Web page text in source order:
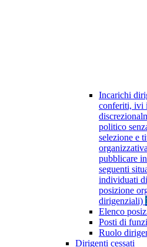
Incarichi
conferiti, ivi
politico
selezione e
pubblicare
seguenti
individuati
posizione
dirigenziali)
Elenco
Posti di
Ruolo
Dirigenti cessati